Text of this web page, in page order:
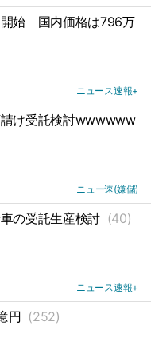
始
国内価格は796万
ニュース速報+
請け受託検討wwwwww
ニュー速(嫌儲)
の受託生産検討 (40)
ニュース速報+
円 (252)